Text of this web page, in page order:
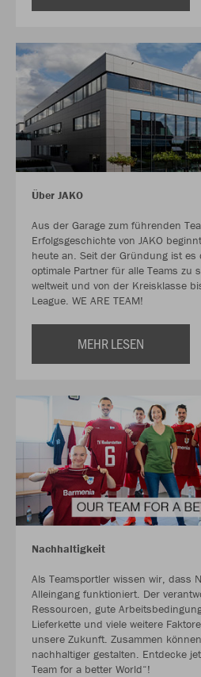
Über JAKO
Aus der Garage zum führenden
Erfolgsgeschichte von JAKO
heute an. Seit der Gründung ist es
optimale Partner für alle Teams zu
weltweit und von der Kreisklasse
League. WE ARE TEAM!
MEHR LESEN
Nachhaltigkeit
Als Teamsportler wissen wir, dass
Alleingang funktioniert. Der
Ressourcen, gute
Lieferkette und viele weitere
unsere Zukunft. Zusammen
nachhaltiger gestalten. Entdecke
Team for a better World“!